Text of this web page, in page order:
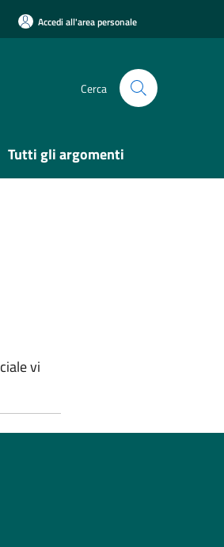
Accedi all'area personale
Cerca
Tutti gli argomenti
vi